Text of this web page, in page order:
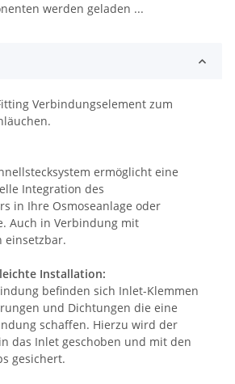
werden geladen ...
Verbindungselement zum
ermöglicht eine
Integration des
in Ihre Osmoseanlage oder
Auch in Verbindung mit
einsetzbar.
Installation:
befinden sich Inlet-Klemmen
und Dichtungen die eine
schaffen. Hierzu wird der
das Inlet geschoben und mit den
gesichert.